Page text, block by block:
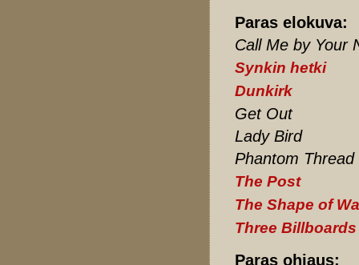
Paras elokuva:
Call Me by Your
Synkin hetki
Dunkirk
Get Out
Lady Bird
Phantom Thread
The Post
The Shape of
Three
Paras ohjaus: